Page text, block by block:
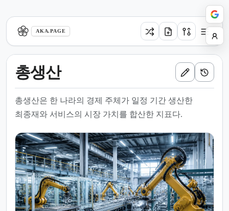
AKA.PAGE
총생산
총생산은 한 나라의 경제 주체가 일정 기간 생산한
최종재와 서비스의 시장 가치를 합산한 지표다.